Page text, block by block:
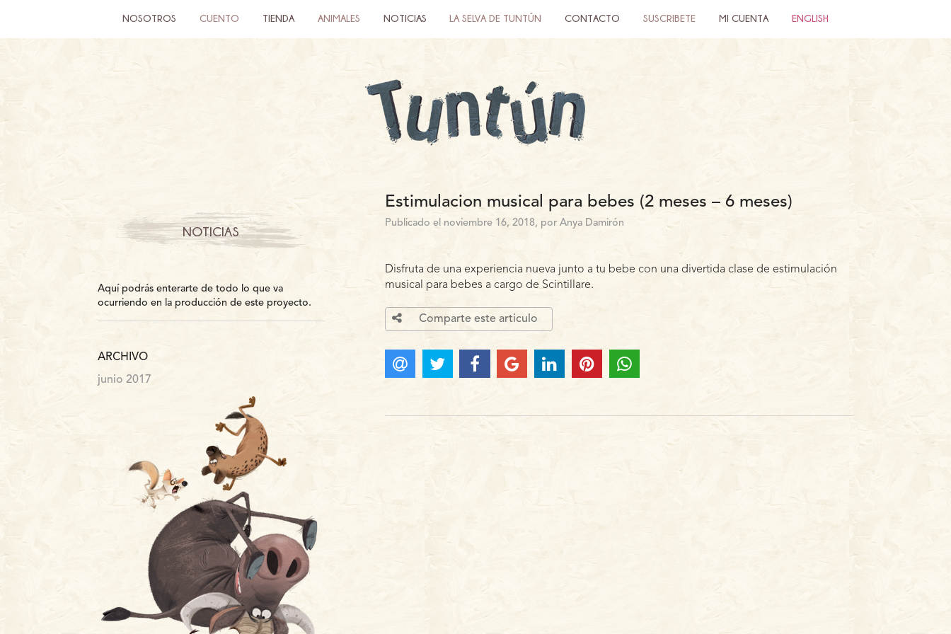
NOSOTROS CUENTO TIENDA ANIMALES NOTICIAS LA SELVA DE TUNTÚN CONTACTO SUSCRIBETE MI CUENTA ENGLISH
NOTICIAS
Aquí podrás enterarte de todo lo que va
ocurriendo en la producción de este proyecto.
ARCHIVO
junio 2017
Estimulacion musical para bebes (2 meses – 6 meses)
Publicado el noviembre 16, 2018, por Anya Damirón
Disfruta de una experiencia nueva junto a tu bebe con una divertida clase de estimulación
musical para bebes a cargo de Scintillare.
Comparte este articulo